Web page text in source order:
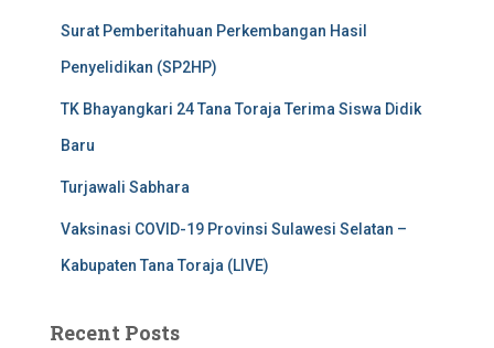
Surat Pemberitahuan Perkembangan Hasil
Penyelidikan (SP2HP)
TK Bhayangkari 24 Tana Toraja Terima Siswa Didik
Baru
Turjawali Sabhara
Vaksinasi COVID-19 Provinsi Sulawesi Selatan –
Kabupaten Tana Toraja (LIVE)
Recent Posts